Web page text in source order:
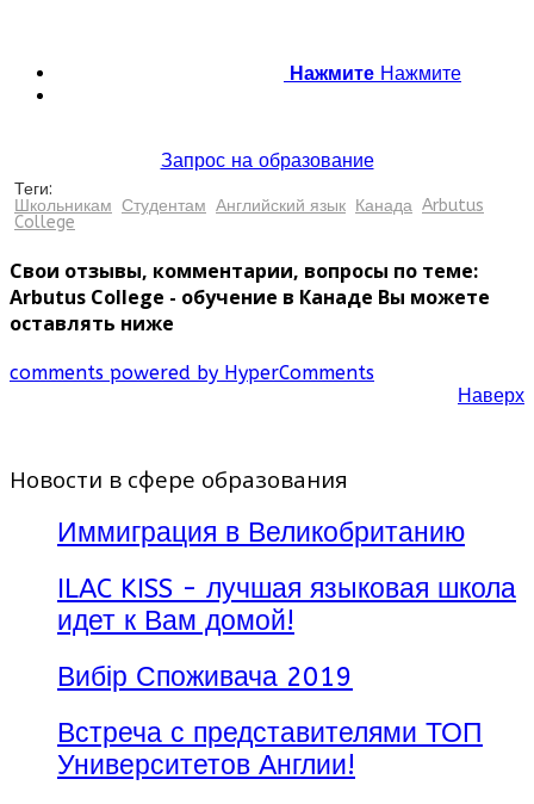
Нажмите Нажмите
Запрос на образование
Теги:
Школьникам Студентам Английский язык Канада Arbutus
College
Свои отзывы, комментарии, вопросы по теме:
Arbutus College - обучение в Канаде Вы можете
оставлять ниже
comments powered by HyperComments
Наверх
Новости в сфере образования
Иммиграция в Великобританию
ILAC KISS - лучшая языковая школа
идет к Вам домой!
Вибір Споживача 2019
Встреча с представителями ТОП
Университетов Англии!